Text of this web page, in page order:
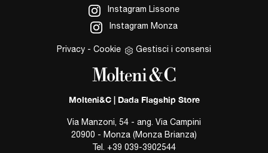
Instagram Lissone
Instagram Monza
Privacy - Cookie Gestisci i consensi
Molteni&C | Dada Flagship Store
Via Manzoni, 54 - ang. Via Campini
20900 - Monza (Monza Brianza)
Tel. +39 039-3902544